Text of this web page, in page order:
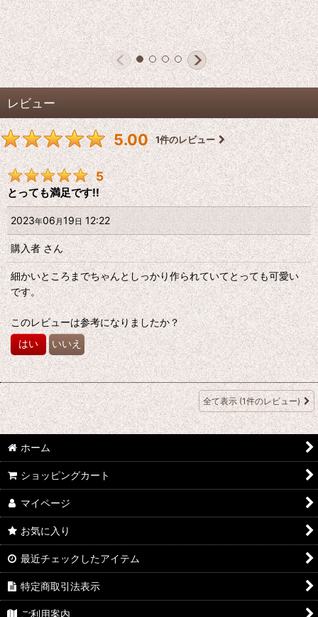
レビュー
5.00 1件のレビュー
5
とっても満足です!!
2023年06 月19日12:22
購入者 さん
細かいところまでちゃんとしっかり作られていてとっても可愛い
です。
このレビューは参考になりましたか？
はい いいえ
全て表示 (1件のレビュー)
ホーム
ショッピングカート
マイページ
お気に入り
最近チェックしたアイテム
特定商取引法表示
ご利用案内